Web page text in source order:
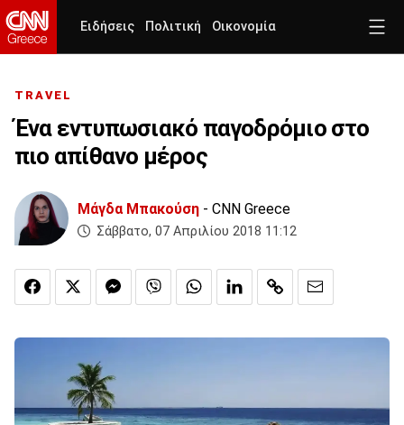
Ειδήσεις Πολιτική Οικονομία
TRAVEL
Ένα εντυπωσιακό παγοδρόμιο στο
πιο απίθανο μέρος
Μάγδα Μπακούση - CNN Greece
Σάββατο, 07 Απριλίου 2018 11:12